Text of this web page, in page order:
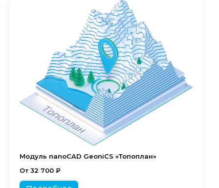
Модуль nanoCAD GeoniCS «Топоплан»
От 32 700 ₽